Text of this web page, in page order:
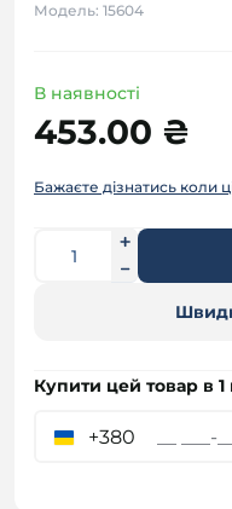
Модель: 15604
В наявності
453.00 ₴
Бажаєте дізнатись коли
Купити цей товар в 1
+380